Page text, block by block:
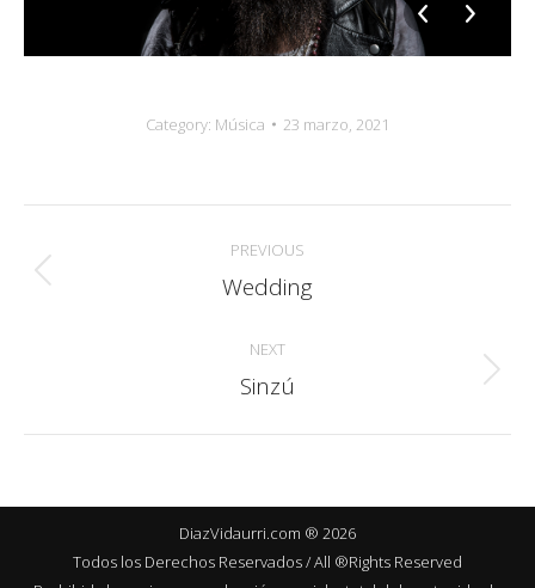
Category: Música 23 marzo, 2021
navigation
PREVIOUS
Previous
Wedding
NEXT
Next
Sinzú
DiazVidaurri.com ® 2026
Todos los Derechos Reservados / All ®Rights Reserved